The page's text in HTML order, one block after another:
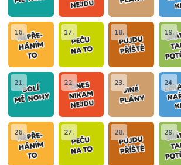
16. 17. 18. 19.
21. 22. 23. 24.
26. 27. 28. 29.